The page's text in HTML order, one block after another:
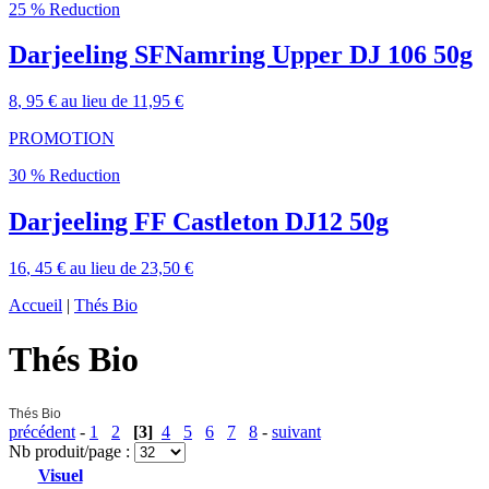
25 % Reduction
Darjeeling SFNamring Upper DJ 106 50g
8, 95 € au lieu de 11,95 €
PROMOTION
30 % Reduction
Darjeeling FF Castleton DJ12 50g
16, 45 € au lieu de 23,50 €
Accueil | Thés Bio
Thés Bio
Thés Bio
précédent - 1 2 [3] 4 5 6 7 8 - suivant
Nb produit/page :
Visuel